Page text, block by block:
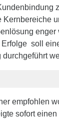
enger
soll
durchgeführt
empfohlen
sofort